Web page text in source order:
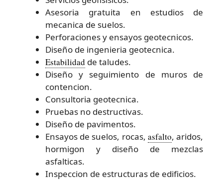
Asesoria gratuita en estudios de
mecanica de suelos.
Perforaciones y ensayos geotecnicos.
Diseño de ingenieria geotecnica.
Estabilidad de taludes.
Diseño y seguimiento de muros de
contencion.
Consultoria geotecnica.
Pruebas no destructivas.
Diseño de pavimentos.
Ensayos de suelos, rocas, asfalto, aridos,
hormigon y diseño de mezclas
asfalticas.
Inspeccion de estructuras de edificios.